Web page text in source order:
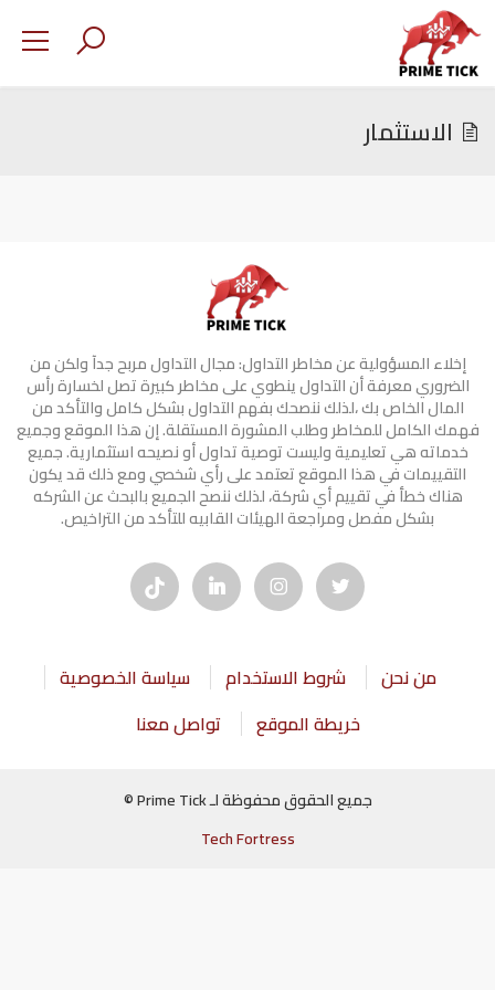
الاستثمار
إخلاء المسؤولية عن مخاطر التداول: مجال التداول مربح جدآ ولكن من
الضروري معرفة أن التداول ينطوي على مخاطر كبيرة تصل لخسارة رأس
المال الخاص بك ،لذلك ننصحك بفهم التداول بشكل كامل والتأكد من
فهمك الكامل للمخاطر وطلب المشورة المستقلة. إن هذا الموقع وجميع
خدماته هي تعليمية وليست توصية تداول أو نصيحه استثمارية. جميع
التقييمات في هذا الموقع تعتمد على رأي شخصي ومع ذلك قد يكون
هناك خطأ في تقييم أي شركة، لذلك ننصح الجميع بالبحث عن الشركه
بشكل مفصل ومراجعة الهيئات القابيه للتأكد من التراخيص.
من نحن شروط الاستخدام
سياسة الخصوصية
خريطة الموقع
تواصل معنا
جميع الحقوق محفوظة لـ Prime Tick ©
Tech Fortress